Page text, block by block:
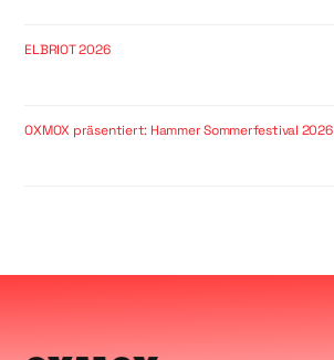
ELBRIOT 2026
OXMOX präsentiert: Hammer Sommerfestival 2026